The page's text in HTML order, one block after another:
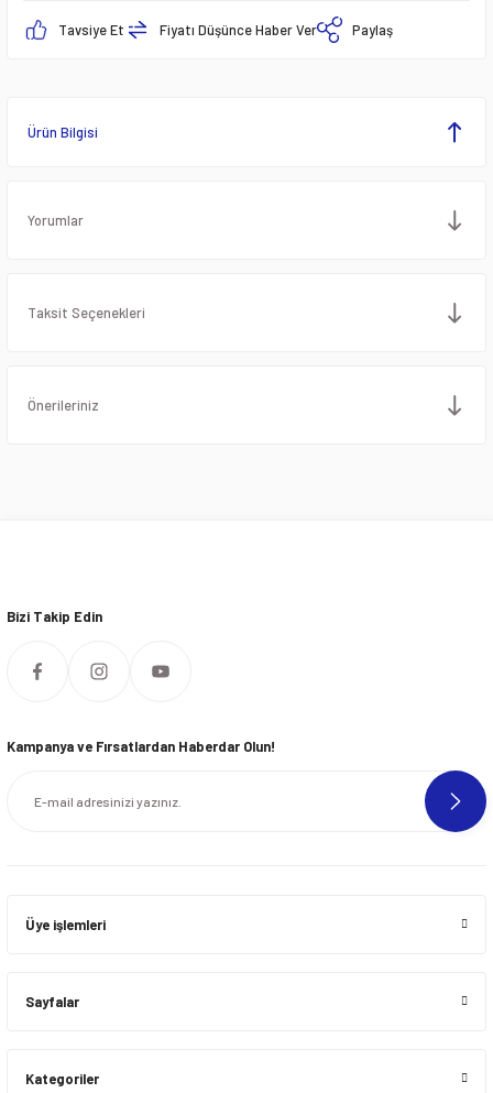
Tavsiye Et Fiyatı Düşünce Haber Ver Paylaş
Ürün Bilgisi
Yorumlar
Taksit Seçenekleri
Önerileriniz
Bizi Takip Edin
Kampanya ve Fırsatlardan Haberdar Olun!
Üye işlemleri
Sayfalar
Kategoriler